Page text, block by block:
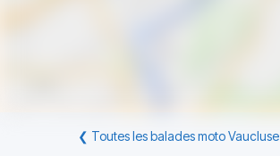
❮ Toutes les balades moto Vaucluse